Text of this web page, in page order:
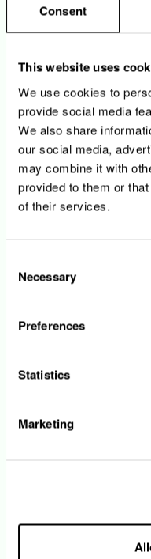
Consent
This website uses
We use cookies to
provide social media
We also share
our social media,
may combine it with
provided to them or
of their services.
Selection
Necessary
Preferences
Statistics
Marketing
und Hauptakteur
die Encevo-Gruppe
mehr als 10.000
2.100 km
Hoch- und
Konzern über